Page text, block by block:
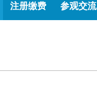
注册缴费 参观交流